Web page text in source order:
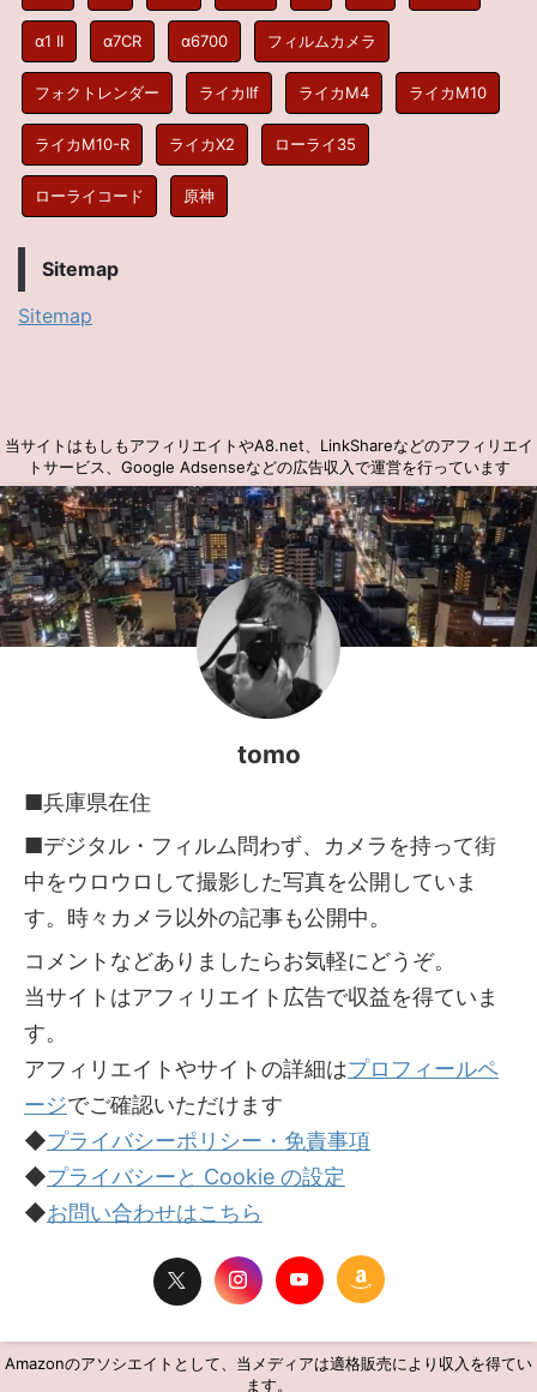
α1 II α7CR α6700 フィルムカメラ
フォクトレンダー ライカIIf ライカM4 ライカM10
ライカM10-R ライカX2 ローライ35
ローライコード 原神
Sitemap
Sitemap
当サイトはもしもアフィリエイトやA8.net、LinkShareなどのアフィリエイ
トサービス、Google Adsenseなどの広告収入で運営を行っています
tomo
■兵庫県在住
■デジタル・フィルム問わず、カメラを持って街
中をウロウロして撮影した写真を公開していま
す。時々カメラ以外の記事も公開中。
コメントなどありましたらお気軽にどうぞ。
当サイトはアフィリエイト広告で収益を得ていま
す。
アフィリエイトやサイトの詳細はプロフィールペ
ージでご確認いただけます
◆プライバシーポリシー・免責事項
◆プライバシーと Cookie の設定
◆お問い合わせはこちら
Amazonのアソシエイトとして、当メディアは適格販売により収入を得てい
ます。